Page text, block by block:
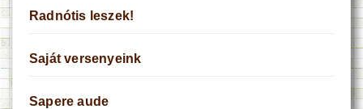
Radnótis leszek!
Saját versenyeink
Sapere aude